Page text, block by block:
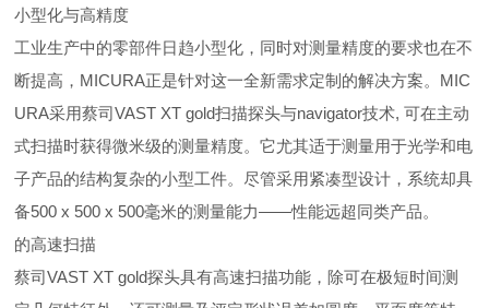
小型化与高精度
工业生产中的零部件日趋小型化，同时对测量精度的要求也在不
断提高，MICURA正是针对这一全新需求定制的解决方案。MIC
URA采用蔡司VAST XT gold扫描探头与navigator技术, 可在主动
式扫描时获得微米级的测量精度。它尤其适于测量用于光学和电
子产品的结构复杂的小型工件。尽管采用紧凑型设计，系统却具
备500 x 500 x 500毫米的测量能力——性能远超同类产品。
的高速扫描
蔡司VAST XT gold探头具有高速扫描功能，除可在极短时间测